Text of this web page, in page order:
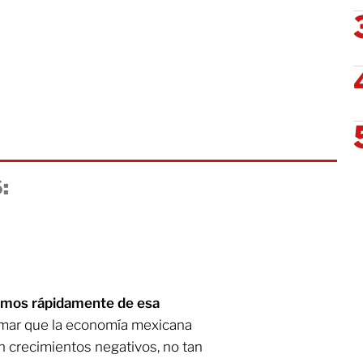
rápidamente de esa
que la economía mexicana
crecimientos negativos, no tan